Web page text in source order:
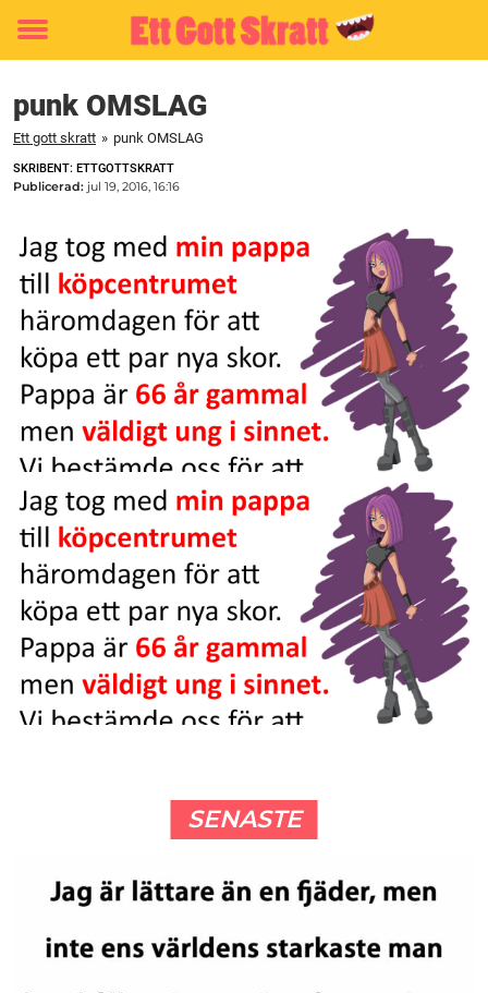
Toggle
punk OMSLAG
Ett gott skratt » punk OMSLAG
SKRIBENT: ETTGOTTSKRATT
Publicerad: jul 19, 2016, 16:16
SENASTE